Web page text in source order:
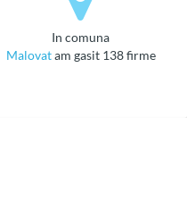
in comuna
Malovatam gasit 138 firme